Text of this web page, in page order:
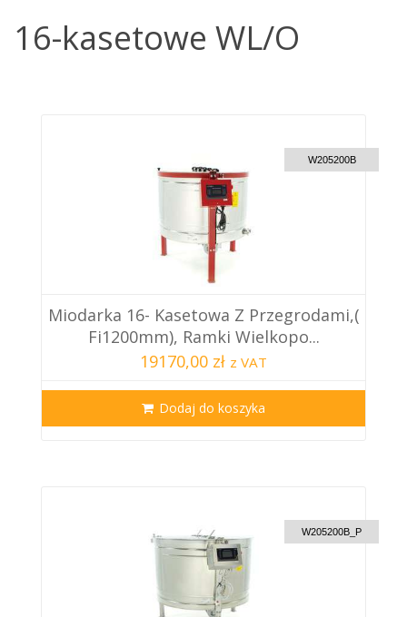
16-kasetowe WL/O
W205200B
Miodarka 16- Kasetowa Z Przegrodami,(
Fi1200mm), Ramki Wielkopo...
19170,00 zł z VAT
Dodaj do koszyka
W205200B_P